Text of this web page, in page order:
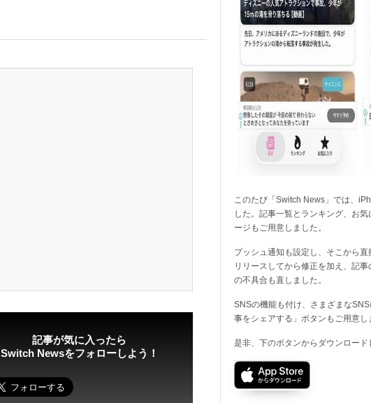
記事が気に入ったら
Switch Newsをフォローしよう！
このたび「Switch News」では、
した。記事一覧とランキング、お
ージもご用意しました。
プッシュ通知も設定し、そこから直
リリースしてから修正を加え、記
の不具合も直しました。
SNSの機能も付け、さまざまな
事をシェアする」ボタンもご用意し
是非、下のボタンからダウンロード